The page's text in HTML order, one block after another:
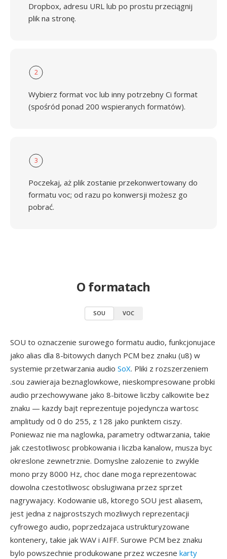
Dropbox, adresu URL lub po prostu przeciągnij
plik na stronę.
2
Wybierz format voc lub inny potrzebny Ci format
(spośród ponad 200 wspieranych formatów).
3
Poczekaj, aż plik zostanie przekonwertowany do
formatu voc; od razu po konwersji możesz go
pobrać.
O formatach
SOU VOC
SOU to oznaczenie surowego formatu audio, funkcjonujace
jako alias dla 8-bitowych danych PCM bez znaku (u8) w
systemie przetwarzania audio SoX. Pliki z rozszerzeniem
.sou zawieraja beznaglowkowe, nieskompresowane probki
audio przechowywane jako 8-bitowe liczby calkowite bez
znaku — kazdy bajt reprezentuje pojedyncza wartosc
amplitudy od 0 do 255, z 128 jako punktem ciszy.
Poniewaz nie ma naglowka, parametry odtwarzania, takie
jak czestotliwosc probkowania i liczba kanalow, musza byc
okreslone zewnetrznie. Domyslne zalozenie to zwykle
mono przy 8000 Hz, choc dane moga reprezentowac
dowolna czestotliwosc obslugiwana przez sprzet
nagrywajacy. Kodowanie u8, ktorego SOU jest aliasem,
jest jedna z najprostszych mozliwych reprezentacji
cyfrowego audio, poprzedzajaca ustrukturyzowane
kontenery, takie jak WAV i AIFF. Surowe PCM bez znaku
bylo powszechnie produkowane przez wczesne karty